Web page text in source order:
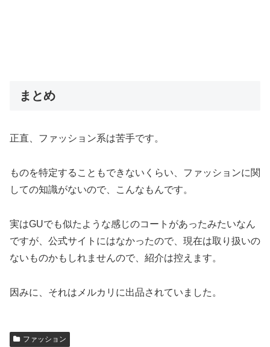
まとめ
正直、ファッション系は苦手です。
ものを特定することもできないくらい、ファッションに関
しての知識がないので、こんなもんです。
実はGUでも似たような感じのコートがあったみたいなん
ですが、公式サイトにはなかったので、現在は取り扱いの
ないものかもしれませんので、紹介は控えます。
因みに、それはメルカリに出品されていました。
ファッション